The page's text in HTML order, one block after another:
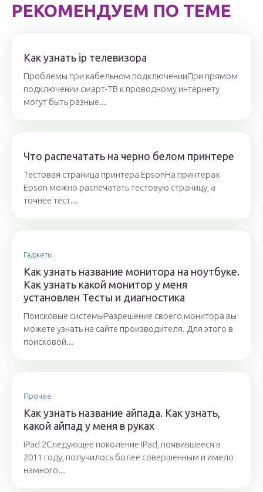
РЕКОМЕНДУЕМ ПО ТЕМЕ
Как узнать ip телевизора
Проблемы при кабельном подключенииПри прямом
подключении смарт-ТВ к проводному интернету
могут быть разные...
Что распечатать на черно белом принтере
Тестовая страница принтера EpsonНа принтерах
Epson можно распечатать тестовую страницу, а
точнее тест...
Гаджеты
Как узнать название монитора на ноутбуке.
Как узнать какой монитор у меня
установлен Тесты и диагностика
Поисковые системыРазрешение своего монитора вы
можете узнать на сайте производителя. Для этого в
поисковой...
Прочее
Как узнать название айпада. Как узнать,
какой айпад у меня в руках
iPad 2Следующее поколение iPad, появившееся в
2011 году, получилось более совершенным и имело
намного...